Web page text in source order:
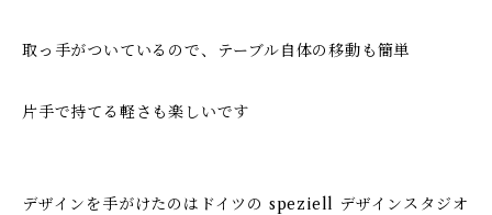
取っ手がついているので、テーブル自体の移動も簡単
片手で持てる軽さも楽しいです
デザインを手がけたのはドイツの speziell デザインスタジオ